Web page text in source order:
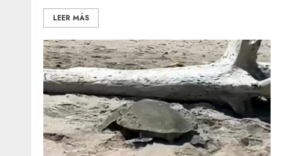
LEER MÁS